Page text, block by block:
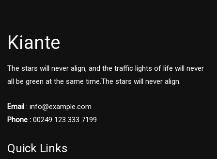
Kiante
The stars will never align, and the traffic lights of life will never
all be green at the same time.The stars will never align.
Email : info@example.com
Phone : 00249 123 333 7199
Quick Links